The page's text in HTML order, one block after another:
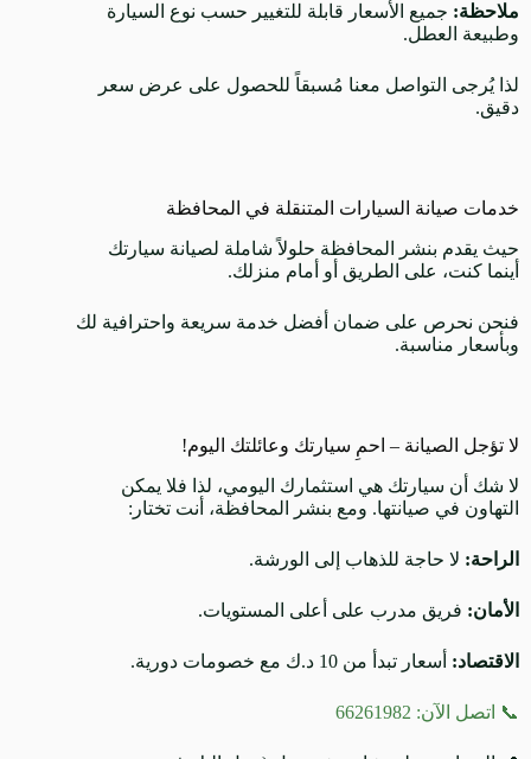
ملاحظة: جميع الأسعار قابلة للتغيير حسب نوع السيارة
وطبيعة العطل.
لذا يُرجى التواصل معنا مُسبقاً للحصول على عرض سعر
دقيق.
خدمات صيانة السيارات المتنقلة في المحافظة
حيث يقدم بنشر المحافظة حلولاً شاملة لصيانة سيارتك
أينما كنت، على الطريق أو أمام منزلك.
فنحن نحرص على ضمان أفضل خدمة سريعة واحترافية لك
وبأسعار مناسبة.
لا تؤجل الصيانة – احمِ سيارتك وعائلتك اليوم!
لا شك أن سيارتك هي استثمارك اليومي، لذا فلا يمكن
التهاون في صيانتها. ومع بنشر المحافظة، أنت تختار:
الراحة: لا حاجة للذهاب إلى الورشة.
الأمان: فريق مدرب على أعلى المستويات.
الاقتصاد: أسعار تبدأ من 10 د.ك مع خصومات دورية.
📞 اتصل الآن: 66261982